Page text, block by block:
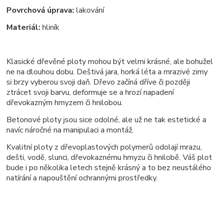
Povrchová úprava: lakování
Materiál: hliník
Klasické dřevěné ploty mohou být velmi krásné, ale bohužel
ne na dlouhou dobu. Deštivá jara, horká léta a mrazivé zimy
si brzy vyberou svoji daň. Dřevo začíná dříve či později
ztrácet svoji barvu, deformuje se a hrozí napadení
dřevokazným hmyzem či hnilobou.
Betonové ploty jsou sice odolné, ale už ne tak estetické a
navíc náročné na manipulaci a montáž.
Kvalitní ploty z dřevoplastových polymerů odolají mrazu,
dešti, vodě, slunci, dřevokaznému hmyzu či hnilobě. Váš plot
bude i po několika letech stejně krásný a to bez neustálého
natírání a napouštění ochrannými prostředky.